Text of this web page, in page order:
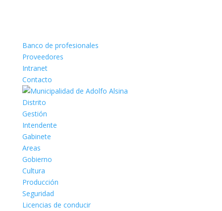
Banco de profesionales
Proveedores
Intranet
Contacto
Distrito
Gestión
Intendente
Gabinete
Areas
Gobierno
Cultura
Producción
Seguridad
Licencias de conducir